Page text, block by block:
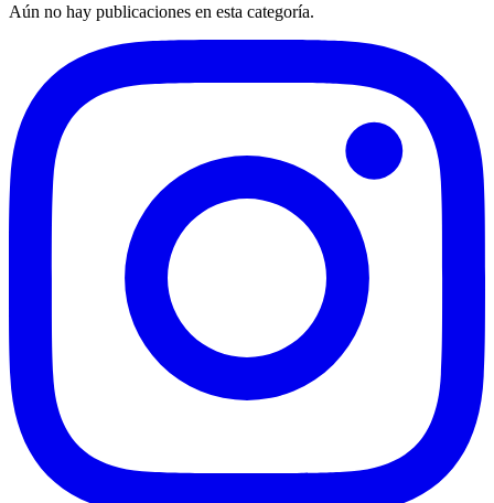
Aún no hay publicaciones en esta categoría.